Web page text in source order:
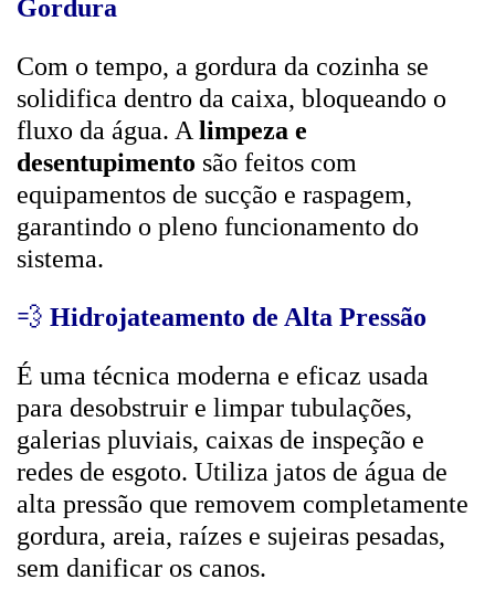
Gordura
Com o tempo, a gordura da cozinha se
solidifica dentro da caixa, bloqueando o
fluxo da água. A limpeza e
desentupimento são feitos com
equipamentos de sucção e raspagem,
garantindo o pleno funcionamento do
sistema.
💨 Hidrojateamento de Alta Pressão
É uma técnica moderna e eficaz usada
para desobstruir e limpar tubulações,
galerias pluviais, caixas de inspeção e
redes de esgoto. Utiliza jatos de água de
alta pressão que removem completamente
gordura, areia, raízes e sujeiras pesadas,
sem danificar os canos.